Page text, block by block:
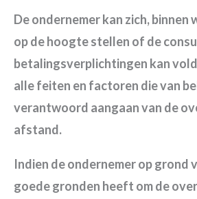
De ondernemer kan zich,
op de hoogte stellen of de
betalingsverplichtingen kan
alle feiten en factoren die van
verantwoord aangaan van de
afstand.
Indien de ondernemer op grond
goede gronden heeft om de